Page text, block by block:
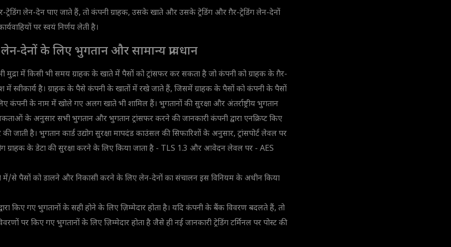
ट्रेडिंग लेन-देन पाए जाते हैं, तो कंपनी ग्राहक, उसके खाते और उसके ट्रेडिंग और ग़ैर-ट्रेडिंग लेन-देनों
पर स्वयं निर्णय लेती है।
लेन-देनों के लिए भुगतान और सामान्य प्रावधान
मुद्रा में किसी भी समय ग्राहक के खाते में पैसों को ट्रांसफर कर सकता है जो कंपनी को ग्राहक के ग़ैर-
में स्वीकार्य है। ग्राहक के पैसे कंपनी के खातों में रखे जाते हैं, जिसमें ग्राहक के पैसों को कंपनी के पैसों
के नाम में खोले गए अलग खाते भी शामिल हैं। भुगतानों की सुरक्षा और अंतर्राष्ट्रीय भुगतान
के अनुसार सभी भुगतान और भुगतान ट्रांसफर करने की जानकारी कंपनी द्वारा एनक्रिप्ट किए
जाती है। भुगतान कार्ड उद्योग सुरक्षा मापदंड काउंसल की सिफारिशों के अनुसार, ट्रांसपोर्ट लेवल पर
ग्राहक के डेटा की सुरक्षा करने के लिए किया जाता है - TLS 1.3 और आवेदन लेवल पर - AES
में/से पैसों को डालने और निकासी करने के लिए लेन-देनों का संचालन इस विनियम के अधीन किया
किए गए भुगतानों के सही होने के लिए ज़िम्मेदार होता है। यदि कंपनी के बैंक विवरण बदलते हैं, तो
पर किए गए भुगतानों के लिए ज़िम्मेदार होता है जैसे ही नई जानकारी ट्रेडिंग टर्मिनल पर पोस्ट की